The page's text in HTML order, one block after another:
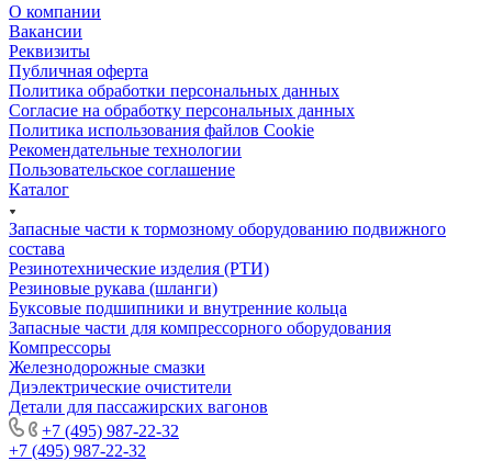
О компании
Вакансии
Реквизиты
Публичная оферта
Политика обработки персональных данных
Cогласие на обработку персональных данных
Политика использования файлов Cookie
Рекомендательные технологии
Пользовательское соглашение
Каталог
Запасные части к тормозному оборудованию подвижного
состава
Резинотехнические изделия (РТИ)
Резиновые рукава (шланги)
Буксовые подшипники и внутренние кольца
Запасные части для компрессорного оборудования
Компрессоры
Железнодорожные смазки
Диэлектрические очистители
Детали для пассажирских вагонов
+7 (495) 987-22-32
+7 (495) 987-22-32